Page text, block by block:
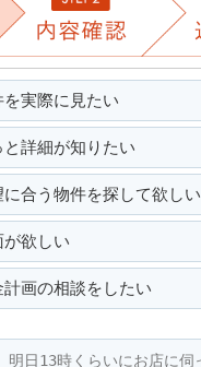
を実際に見たい
と詳細が知りたい
に合う物件を探して欲しい
が欲しい
計画の相談をしたい